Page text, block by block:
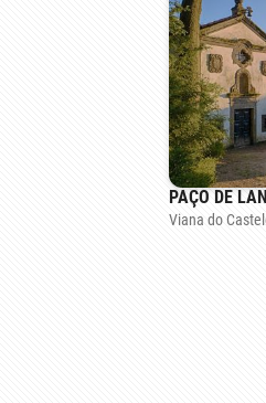
PAÇO DE
Viana do